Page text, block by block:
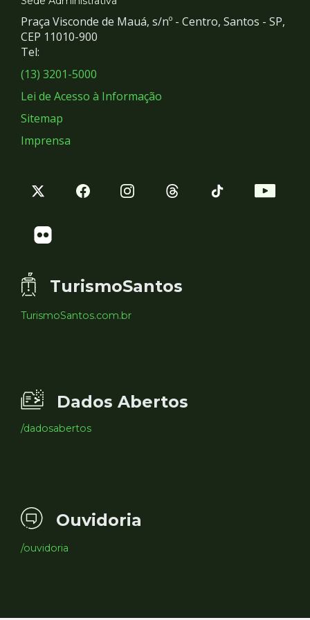
e
Redes
Sociais
Praça Visconde de Mauá, s/nº - Centro, Santos - SP,
CEP 11010-900
Tel:
(13) 3201-5000
Lei de Acesso à Informação
Sitemap
Imprensa
TurismoSantos
TurismoSantos.com.br
Dados Abertos
/dadosabertos
Ouvidoria
/ouvidoria